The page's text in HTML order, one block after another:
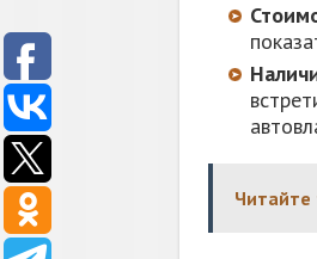
Читайте